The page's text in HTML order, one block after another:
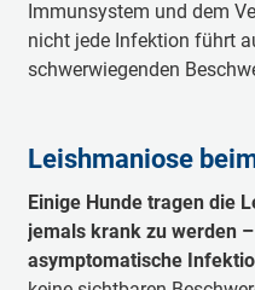
Immunsystem und dem
nicht jede Infektion führt
schwerwiegenden
Leishmaniose
Einige Hunde tragen die
jemals krank zu werden
asymptomatische